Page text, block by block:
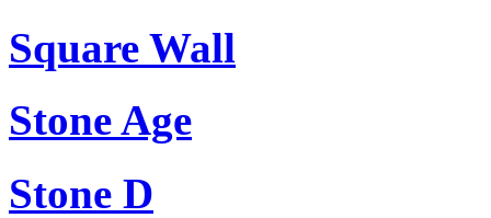
Square Wall
Stone Age
Stone D